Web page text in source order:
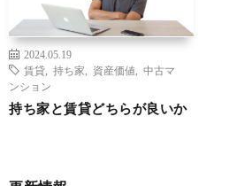
2024.05.19
賃貸
持ち家 資産価値
中古マ
ンション
持ち家と賃貸どちらが良いか